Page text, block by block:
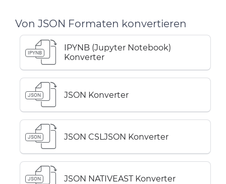
Von JSON Formaten konvertieren
IPYNB
IPYNB (Jupyter Notebook)
Konverter
JSON JSON Konverter
JSON JSON CSLJSON Konverter
JSON JSON NATIVEAST Konverter